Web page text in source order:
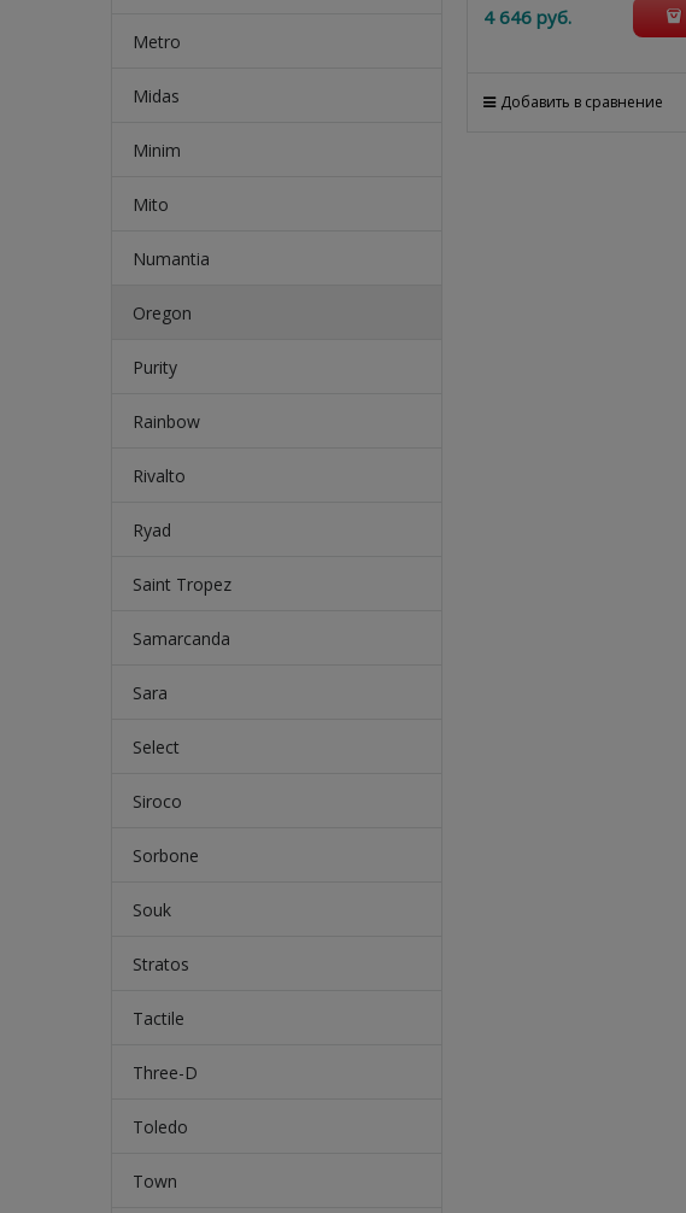
Metro
Midas
Minim
Mito
Numantia
Oregon
Purity
Rainbow
Rivalto
Ryad
Saint Tropez
Samarcanda
Sara
Select
Siroco
Sorbone
Souk
Stratos
Tactile
Three-D
Toledo
Town
4 646 руб.
Добавить в сравнение